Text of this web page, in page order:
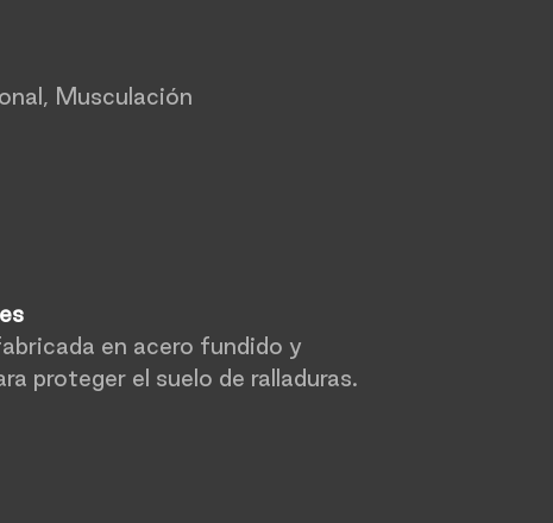
Musculación
en acero fundido y
proteger el suelo de ralladuras.